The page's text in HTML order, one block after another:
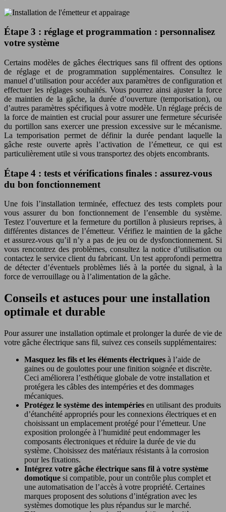
Étape 3 : réglage et programmation : personnalisez
votre système
Certains modèles de gâches électriques sans fil offrent des options
de réglage et de programmation supplémentaires. Consultez le
manuel d’utilisation pour accéder aux paramètres de configuration et
effectuer les réglages souhaités. Vous pourrez ainsi ajuster la force
de maintien de la gâche, la durée d’ouverture (temporisation), ou
d’autres paramètres spécifiques à votre modèle. Un réglage précis de
la force de maintien est crucial pour assurer une fermeture sécurisée
du portillon sans exercer une pression excessive sur le mécanisme.
La temporisation permet de définir la durée pendant laquelle la
gâche reste ouverte après l’activation de l’émetteur, ce qui est
particulièrement utile si vous transportez des objets encombrants.
Étape 4 : tests et vérifications finales : assurez-vous
du bon fonctionnement
Une fois l’installation terminée, effectuez des tests complets pour
vous assurer du bon fonctionnement de l’ensemble du système.
Testez l’ouverture et la fermeture du portillon à plusieurs reprises, à
différentes distances de l’émetteur. Vérifiez le maintien de la gâche
et assurez-vous qu’il n’y a pas de jeu ou de dysfonctionnement. Si
vous rencontrez des problèmes, consultez la notice d’utilisation ou
contactez le service client du fabricant. Un test approfondi permettra
de détecter d’éventuels problèmes liés à la portée du signal, à la
force de verrouillage ou à l’alimentation de la gâche.
Conseils et astuces pour une installation
optimale et durable
Pour assurer une installation optimale et prolonger la durée de vie de
votre gâche électrique sans fil, suivez ces conseils supplémentaires:
Masquez les fils et les éléments électriques à l’aide de
gaines ou de goulottes pour une finition soignée et discrète.
Ceci améliorera l’esthétique globale de votre installation et
protégera les câbles des intempéries et des dommages
mécaniques.
Protégez le système des intempéries en utilisant des produits
d’étanchéité appropriés pour les connexions électriques et en
choisissant un emplacement protégé pour l’émetteur. Une
exposition prolongée à l’humidité peut endommager les
composants électroniques et réduire la durée de vie du
système. Choisissez des matériaux résistants à la corrosion
pour les fixations.
Intégrez votre gâche électrique sans fil à votre système
domotique si compatible, pour un contrôle plus complet et
une automatisation de l’accès à votre propriété. Certaines
marques proposent des solutions d’intégration avec les
systèmes domotique les plus répandus sur le marché.